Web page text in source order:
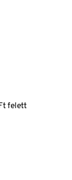
felett